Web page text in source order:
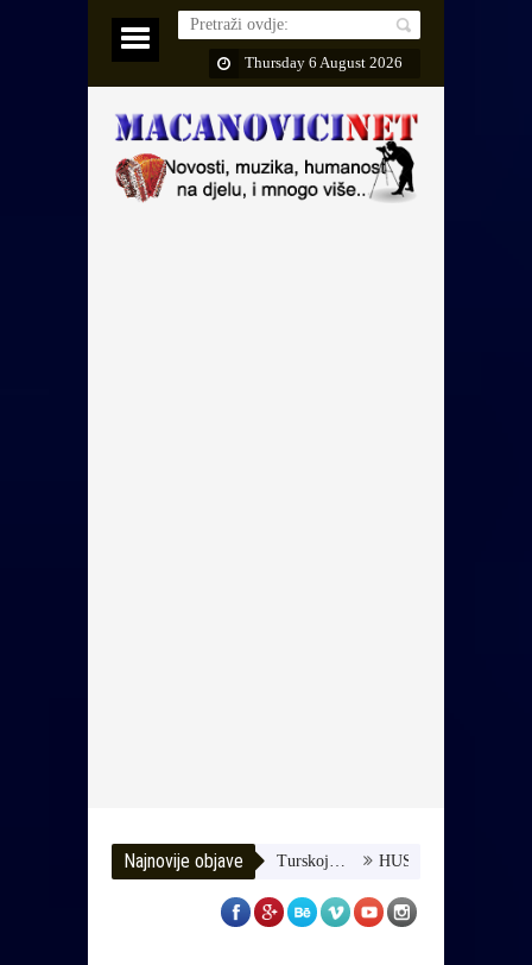
Thursday 6 August 2026
Najnovije objave
joj da dobije terapiju u Turskoj… HUSE TATAREVIĆ